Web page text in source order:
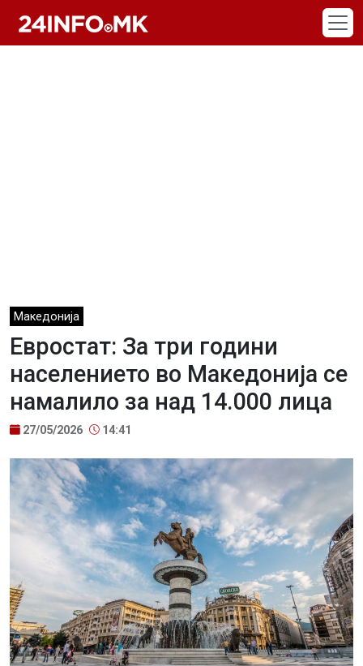
Македонија
Евростат: За три години
населението во Македонија се
намалило за над 14.000 лица
27/05/2026 14:41